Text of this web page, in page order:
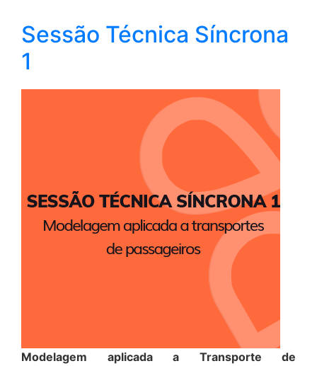
Sessão Técnica Síncrona
1
Modelagem aplicada a Transporte de